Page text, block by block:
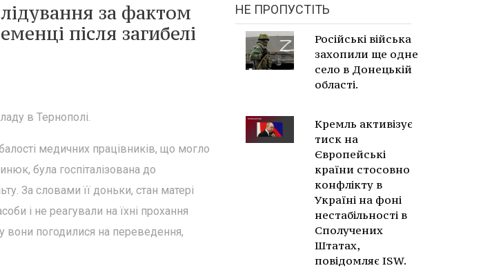
за фактом
після загибелі
в Тернополі.
медичних працівників, що могло
була госпіталізована до
За словами її доньки, стан матері
і не реагували на їхні прохання
вони погодилися на переведення,
НЕ ПРОПУСТІТЬ
Російські війська
захопили ще одне
село в Донецькій
області.
Кремль активізує
тиск на
Європейські
країни стосовно
конфлікту в
Україні на фоні
нестабільності в
Сполучених
Штатах,
повідомляє ISW.